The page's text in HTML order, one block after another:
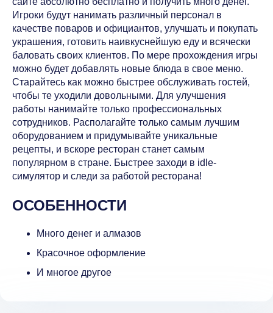
Игроки будут нанимать различный персонал в
качестве поваров и официантов, улучшать и покупать
украшения, готовить наивкуснейшую еду и всячески
баловать своих клиентов. По мере прохождения игры
можно будет добавлять новые блюда в свое меню.
Старайтесь как можно быстрее обслуживать гостей,
чтобы те уходили довольными. Для улучшения
работы нанимайте только профессиональных
сотрудников. Располагайте только самым лучшим
оборудованием и придумывайте уникальные
рецепты, и вскоре ресторан станет самым
популярном в стране. Быстрее заходи в idle-
симулятор и следи за работой ресторана!
ОСОБЕННОСТИ
Много денег и алмазов
Красочное оформление
И многое другое